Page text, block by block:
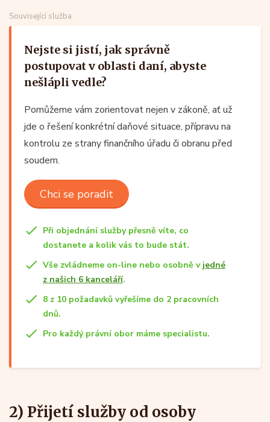
Související služba
Nejste si jistí, jak správně
postupovat v oblasti daní, abyste
nešlápli vedle?
Pomůžeme vám zorientovat nejen v zákoně, ať už
jde o řešení konkrétní daňové situace, přípravu na
kontrolu ze strany finančního úřadu či obranu před
soudem.
Chci se poradit
Při objednání služby přesně víte, co
dostanete a kolik vás to bude stát.
Vše zvládneme on-line nebo osobně v jedné
z našich 6 kanceláří.
8 z 10 požadavků vyřešíme do 2 pracovních
dnů.
Pro každý právní obor máme specialistu.
2) Přijetí služby od osoby